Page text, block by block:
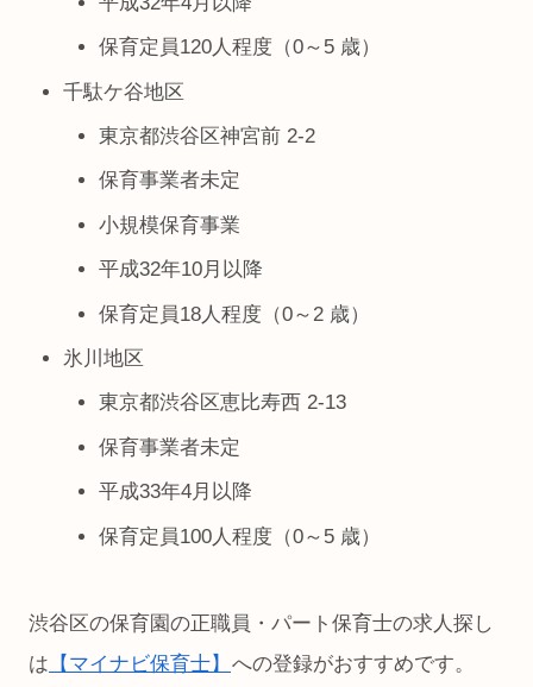
保育定員120人程度（0～5 歳）
千駄ケ谷地区
東京都渋谷区神宮前 2-2
保育事業者未定
小規模保育事業
平成32年10月以降
保育定員18人程度（0～2 歳）
氷川地区
東京都渋谷区恵比寿西 2-13
保育事業者未定
平成33年4月以降
保育定員100人程度（0～5 歳）
渋谷区の保育園の正職員・パート保育士の求人探し
は 【マイナビ保育士】 への登録がおすすめです。